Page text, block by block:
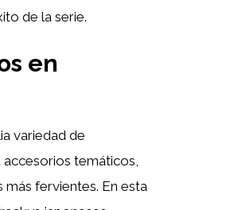
de la serie.
en
variedad de
accesorios temáticos,
más fervientes. En esta